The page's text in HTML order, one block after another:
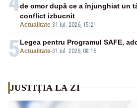
Actualitate-31 iul. 2026, 15:21
de omor după ce a înjunghiat un
conflict izbucnit
5Actualitate-31 iul. 2026, 08:16
Legea pentru Programul SAFE,
JUSTIȚIA LA ZI